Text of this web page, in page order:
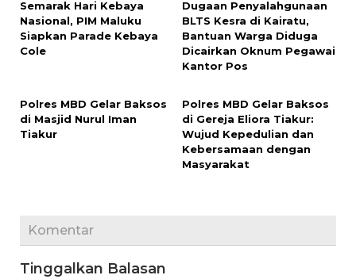
Semarak Hari Kebaya
Nasional, PIM Maluku
Siapkan Parade Kebaya
Cole
Dugaan Penyalahgunaan
BLTS Kesra di Kairatu,
Bantuan Warga Diduga
Dicairkan Oknum Pegawai
Kantor Pos
Polres MBD Gelar Baksos
di Masjid Nurul Iman
Tiakur
Polres MBD Gelar Baksos
di Gereja Eliora Tiakur:
Wujud Kepedulian dan
Kebersamaan dengan
Masyarakat
Komentar
Tinggalkan Balasan